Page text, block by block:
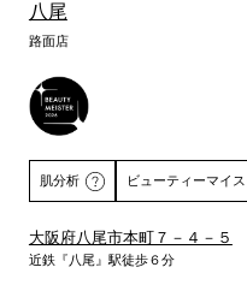
八尾
路面店
肌分析 ビューティーマイ
大阪府八尾市本町７－４－５
近鉄『八尾』駅徒歩６分